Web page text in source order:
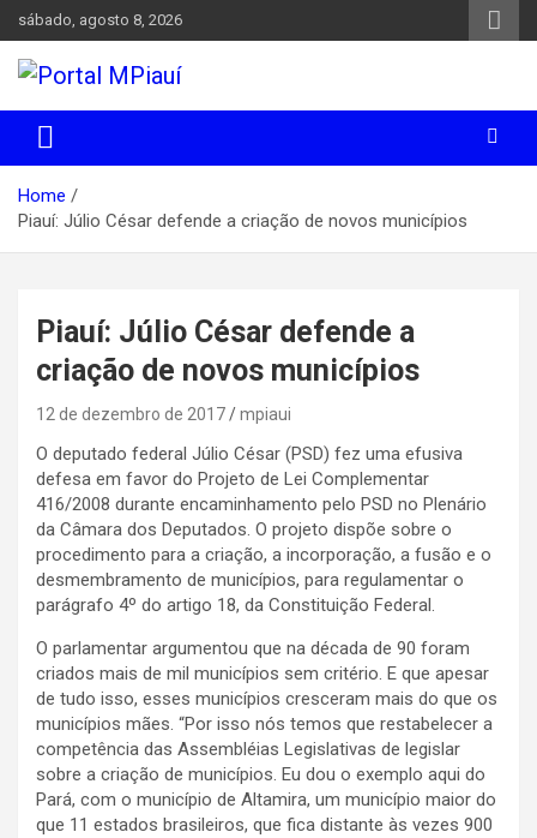
Skip
to
content
sábado, agosto 8, 2026
Portal MPiauí
Parnaíba
Home
Piauí: Júlio César defende a criação de novos municípios
Piauí: Júlio César defende a
criação de novos municípios
12 de dezembro de 2017 mpiaui
O deputado federal Júlio César (PSD) fez uma efusiva
defesa em favor do Projeto de Lei Complementar
416/2008 durante encaminhamento pelo PSD no Plenário
da Câmara dos Deputados. O projeto dispõe sobre o
procedimento para a criação, a incorporação, a fusão e o
desmembramento de municípios, para regulamentar o
parágrafo 4º do artigo 18, da Constituição Federal.
O parlamentar argumentou que na década de 90 foram
criados mais de mil municípios sem critério. E que apesar
de tudo isso, esses municípios cresceram mais do que os
municípios mães. “Por isso nós temos que restabelecer a
competência das Assembléias Legislativas de legislar
sobre a criação de municípios. Eu dou o exemplo aqui do
Pará, com o município de Altamira, um município maior do
que 11 estados brasileiros, que fica distante às vezes 900